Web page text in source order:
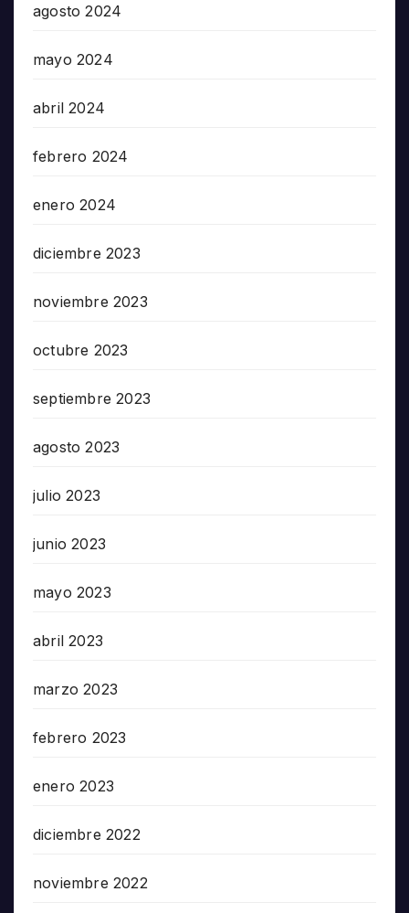
agosto 2024
mayo 2024
abril 2024
febrero 2024
enero 2024
diciembre 2023
noviembre 2023
octubre 2023
septiembre 2023
agosto 2023
julio 2023
junio 2023
mayo 2023
abril 2023
marzo 2023
febrero 2023
enero 2023
diciembre 2022
noviembre 2022